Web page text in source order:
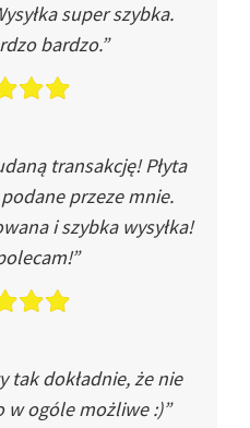
super szybka.
bardzo.”
transakcję! Płyta
przeze mnie.
i szybka wysyłka!
tak dokładnie, że nie
w ogóle możliwe :)”